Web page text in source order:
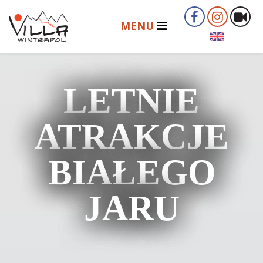
LETNIE
ATRAKCJE
BIAŁEGO
JARU